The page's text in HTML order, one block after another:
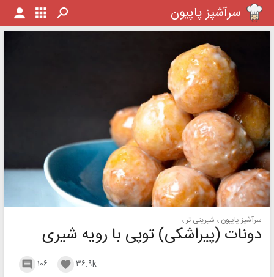
سرآشپز پاپیون
سرآشپز پاپیون شیرینی تر
دونات (پیراشکی) توپی با رویه شیری
۱۰۶  ۳۶.۹k 